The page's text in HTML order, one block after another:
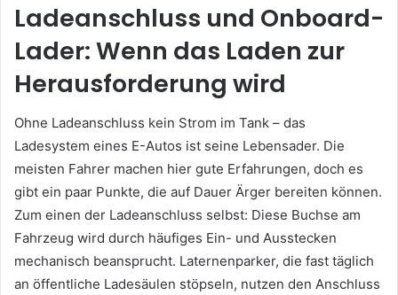
Ladeanschluss und Onboard-
Lader: Wenn das Laden zur
Herausforderung wird
Ohne Ladeanschluss kein Strom im Tank – das
Ladesystem eines E-Autos ist seine Lebensader. Die
meisten Fahrer machen hier gute Erfahrungen, doch es
gibt ein paar Punkte, die auf Dauer Ärger bereiten können.
Zum einen der Ladeanschluss selbst: Diese Buchse am
Fahrzeug wird durch häufiges Ein- und Ausstecken
mechanisch beansprucht. Laternenparker, die fast täglich
an öffentliche Ladesäulen stöpseln, nutzen den Anschluss